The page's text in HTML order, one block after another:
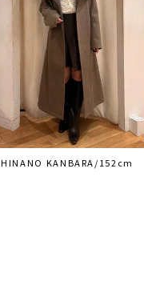
HINANO KANBARA/152cm